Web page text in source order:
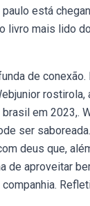
está
livro mais lido
de
em 2023,.
ser
deus que,
de aproveitar